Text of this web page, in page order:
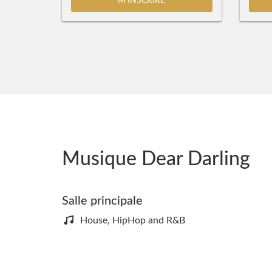
Musique Dear Darling
Salle principale
House, HipHop and R&B